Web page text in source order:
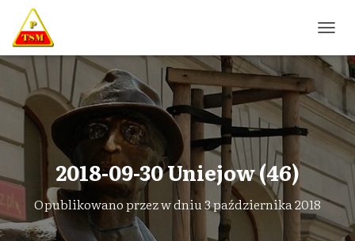
R
Z
Ą
C
Z
A
I
G
2018-09-30 Uniejow (46)
Opublikowano przezw dniu3 października 2018